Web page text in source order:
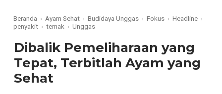
Beranda › Ayam Sehat › Budidaya Unggas › Fokus › Headline ›
penyakit › ternak › Unggas
Dibalik Pemeliharaan yang
Tepat, Terbitlah Ayam yang
Sehat